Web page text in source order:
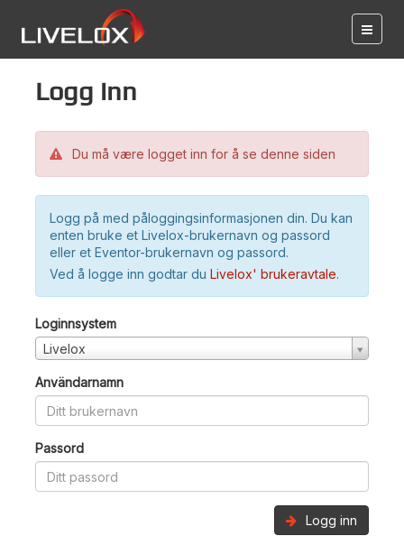
Logg inn
Du må være logget inn for å se denne siden
Logg på med påloggingsinformasjonen din. Du kan
enten bruke et Livelox-brukernavn og passord
eller et Eventor-brukernavn og passord.
Ved å logge inn godtar du Livelox' brukeravtale.
Loginnsystem
Livelox
Användarnamn
Passord
Logg inn